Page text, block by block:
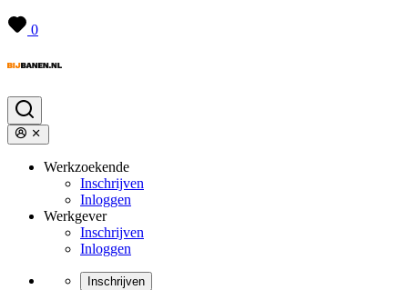
0
Werkzoekende
Inschrijven
Inloggen
Werkgever
Inschrijven
Inloggen
Inschrijven